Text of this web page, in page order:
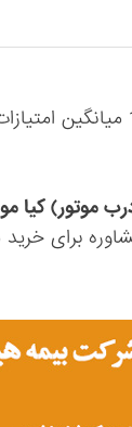
میانگین
موتور) کیا
برای